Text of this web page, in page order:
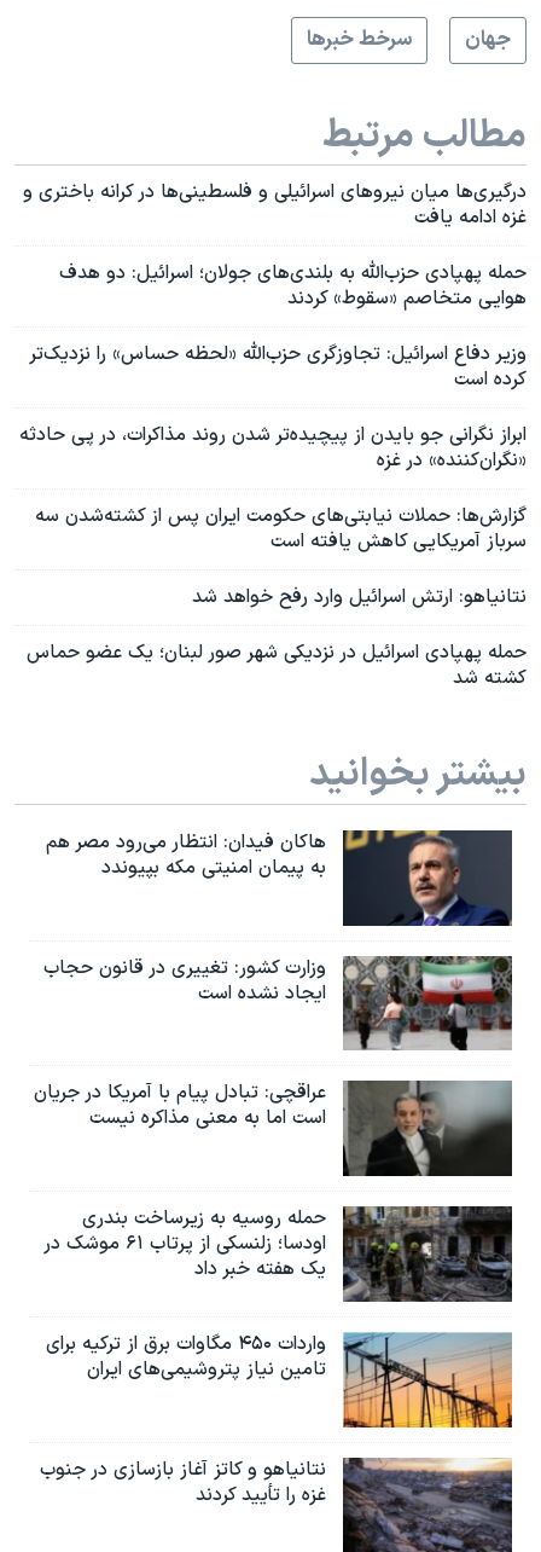
جهان
سرخط خبرها
مطالب مرتبط
درگیری‌ها میان نیروهای اسرائيلی و فلسطینی‌ها در کرانه باختری و
غزه ادامه یافت
حمله پهپادی حزب‌الله به بلندی‌های جولان؛ اسرائیل: دو هدف
هوایی متخاصم «سقوط» کردند
وزیر دفاع اسرائیل: تجاوزگری حزب‌الله «لحظه حساس» را نزدیک‌تر
کرده است
ابراز نگرانی جو بایدن از پیچیده‌تر شدن روند مذاکرات، در پی حادثه
«نگران‌کننده» در غزه
گزارش‌ها: حملات نیابتی‌های حکومت ایران پس از کشته‌شدن سه
سرباز آمریکایی کاهش یافته است
نتانیاهو: ارتش اسرائيل وارد رفح خواهد شد
حمله پهپادی اسرائيل در نزدیکی شهر صور لبنان؛ یک عضو حماس
کشته شد
بیشتر بخوانید
هاکان فیدان: انتظار می‌رود مصر هم
به پیمان امنیتی مکه بپیوندد
وزارت کشور: تغییری در قانون حجاب
ایجاد نشده است
عراقچی: تبادل پیام با آمریکا در جریان
است اما به معنی مذاکره نیست
حمله روسیه به زیرساخت بندری
اودسا؛ زلنسکی از پرتاب ۶۱ موشک در
یک هفته خبر داد
واردات ۴۵۰ مگاوات برق از ترکیه برای
تامین نیاز پتروشیمی‌های ایران
نتانیاهو و کاتز آغاز بازسازی در جنوب
غزه را تأیید کردند